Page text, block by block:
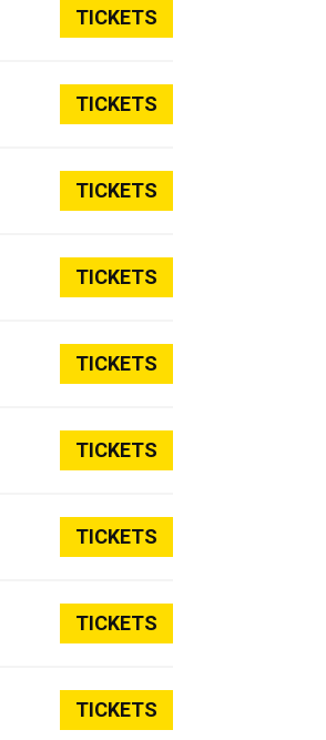
TICKETS
TICKETS
TICKETS
TICKETS
TICKETS
TICKETS
TICKETS
TICKETS
TICKETS